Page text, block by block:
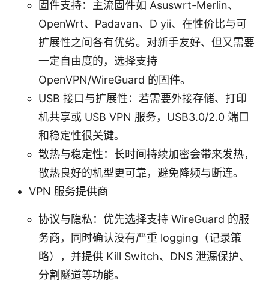
固件支持：主流固件如 Asuswrt-Merlin、
OpenWrt、Padavan、D yii、在性价比与可
扩展性之间各有优劣。对新手友好、但又需要
一定自由度的，选择支持
OpenVPN/WireGuard 的固件。
USB 接口与扩展性：若需要外接存储、打印
机共享或 USB VPN 服务，USB3.0/2.0 端口
和稳定性很关键。
散热与稳定性：长时间持续加密会带来发热，
散热良好的机型更可靠，避免降频与断连。
VPN 服务提供商
协议与隐私：优先选择支持 WireGuard 的服
务商，同时确认没有严重 logging（记录策
略），并提供 Kill Switch、DNS 泄漏保护、
分割隧道等功能。